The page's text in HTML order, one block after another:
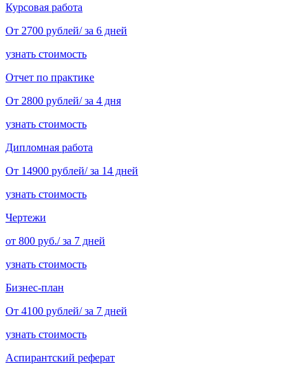
Курсовая работа
От 2700 рублей/ за 6 дней
узнать стоимость
Отчет по практике
От 2800 рублей/ за 4 дня
узнать стоимость
Дипломная работа
От 14900 рублей/ за 14 дней
узнать стоимость
Чертежи
от 800 руб./ за 7 дней
узнать стоимость
Бизнес-план
От 4100 рублей/ за 7 дней
узнать стоимость
Аспирантский реферат